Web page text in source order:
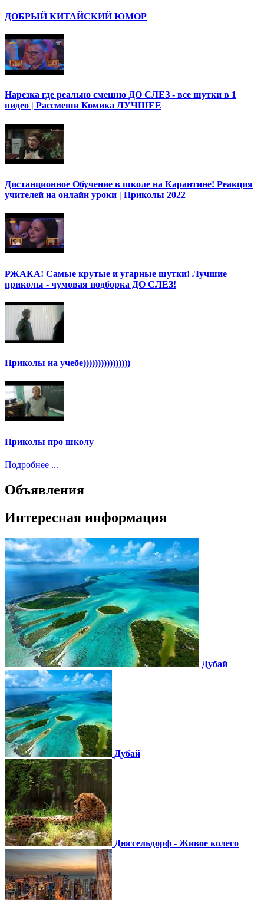
ДОБРЫЙ КИТАЙСКИЙ ЮМОР
Нарезка где реально смешно ДО СЛЕЗ - все шутки в 1
видео | Рассмеши Комика ЛУЧШЕЕ
Дистанционное Обучение в школе на Карантине! Реакция
учителей на онлайн уроки | Приколы 2022
РЖАКА! Самые крутые и угарные шутки! Лучшие
приколы - чумовая подборка ДО СЛЕЗ!
Приколы на учебе))))))))))))))))
Приколы про школу
Подробнее ...
Объявления
Интересная информация
Дубай
Дубай
Дюссельдорф - Живое колесо